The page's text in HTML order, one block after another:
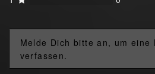
Melde Dich bitte an, um eine
verfassen.